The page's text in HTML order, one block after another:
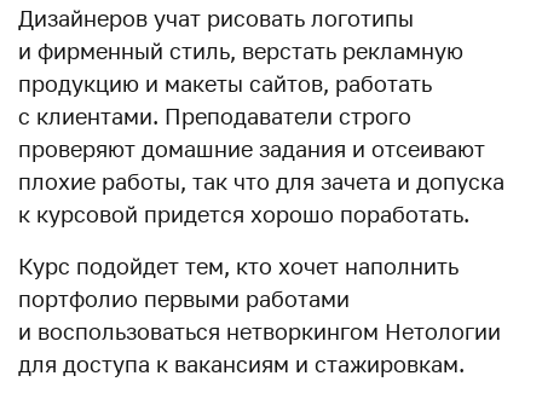
Дизайнеров учат рисовать логотипы
и фирменный стиль, верстать рекламную
продукцию и макеты сайтов, работать
с клиентами. Преподаватели строго
проверяют домашние задания и отсеивают
плохие работы, так что для зачета и допуска
к курсовой придется хорошо поработать.
Курс подойдет тем, кто хочет наполнить
портфолио первыми работами
и воспользоваться нетворкингом Нетологии
для доступа к вакансиям и стажировкам.